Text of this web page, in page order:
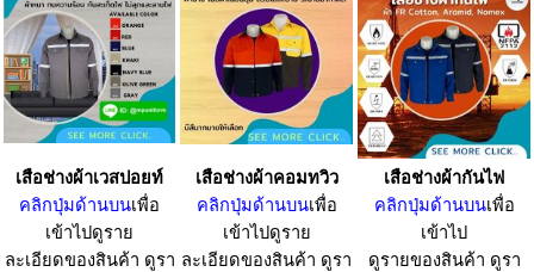
เสือช่างผ้าเวสปอยท์
คลิกปุ่มด้านบนเพื่อ
เข้าไปดูราย
ละเอียดของสินค้า ดูรา
เสือช่างผ้าคอมทวิว
คลิกปุ่มด้านบนเพื่อ
เข้าไปดูราย
ละเอียดของสินค้า ดูรา
เสือช่างผ้ากันไฟ
คลิกปุ่มด้านบนเพื่อ
เข้าไป
ดูรายของสินค้า ดูรา